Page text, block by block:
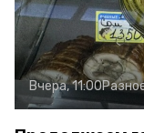
Вчера, 11:00